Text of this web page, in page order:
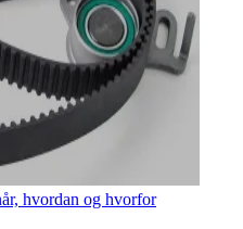
hvordan og hvorfor